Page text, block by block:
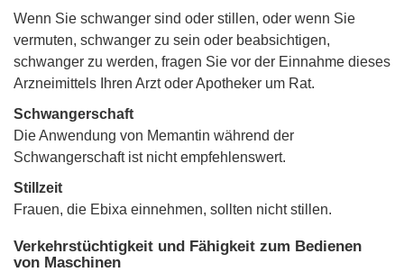
Wenn Sie schwanger sind oder stillen, oder wenn Sie
vermuten, schwanger zu sein oder beabsichtigen,
schwanger zu werden, fragen Sie vor der Einnahme dieses
Arzneimittels Ihren Arzt oder Apotheker um Rat.
Schwangerschaft
Die Anwendung von Memantin während der
Schwangerschaft ist nicht empfehlenswert.
Stillzeit
Frauen, die Ebixa einnehmen, sollten nicht stillen.
Verkehrstüchtigkeit und Fähigkeit zum Bedienen
von Maschinen